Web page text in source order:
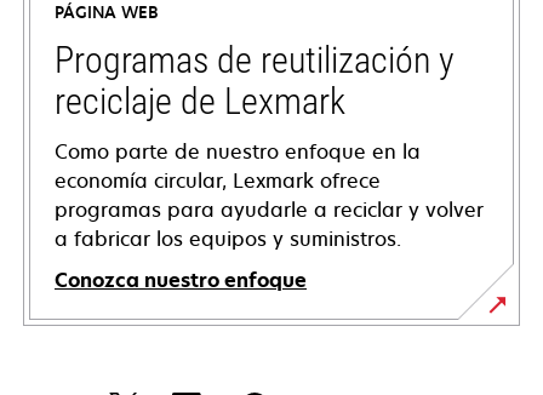
new
tab
PÁGINA WEB
Programas de reutilización y
reciclaje de Lexmark
Como parte de nuestro enfoque en la
economía circular, Lexmark ofrece
programas para ayudarle a reciclar y volver
a fabricar los equipos y suministros.
Conozca nuestro enfoque